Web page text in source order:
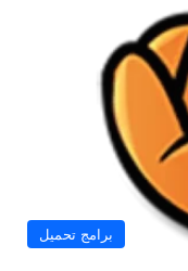
برامج تحميل